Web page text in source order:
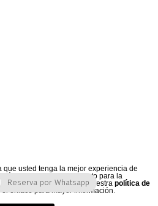
que usted tenga la mejor experiencia de
dando su consentimiento para la
y la aceptación de nuestra política de
el enlace para mayor información.
Reserva por Whatsapp